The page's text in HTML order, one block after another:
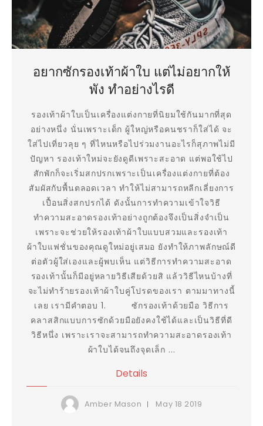
อยากซักรองเท้าผ้าใบ แต่ไม่อยากให้
พัง ทำอย่างไรดี
รองเท้าผ้าใบเป็นเครื่องแต่งกายที่นิยมใช้กันมากที่สุด
อย่างหนึ่ง นั่นเพราะเด็ก ผู้ใหญ่หรือคนชราก็ใส่ได้ จะ
ใส่ไปเที่ยวลุย ๆ ที่ไหนหรือไปร่วมงานอะไรก็สุภาพไม่มี
ปัญหา รองเท้าใหม่จะยังดูดีเพราะสะอาด แต่พอใช้ไป
สักพักก็จะเริ่มสกปรกเพราะเป็นเครื่องแต่งกายที่ต้อง
สัมผัสกับพื้นตลอดเวลา ทำให้ไม่สามารถหลีกเลี่ยงการ
เปื้อนสิ่งสกปรกได้ ดังนั้นการทำความเข้าใจวิธี
ทำความสะอาดรองเท้าอย่างถูกต้องจึงเป็นสิ่งจำเป็น
เพราะจะช่วยให้รองเท้าผ้าใบแบบสวมและรองเท้า
ผ้าใบแฟชั่นของคุณดูใหม่อยู่เสมอ ยังทำให้ภาพลักษณ์ดี
ต่อตัวผู้ใส่เองและผู้พบเห็น แต่วิธีการทำความสะอาด
รองเท้านั้นก็มีอยู่หลายวิธีเสียด้วยสิ แล้ววิธีไหนบ้างที่
จะไม่ทำร้ายรองเท้าผ้าใบคู่โปรดของเรา ตามมาทางนี้
เลย เรามีคำตอบ 1. ซักรองเท้าด้วยมือ วิธีการ
คลาสสิกแบบการซักด้วยมือยังคงใช้ได้และเป็นวิธีที่ดี
วิธีหนึ่ง เพราะเราจะสามารถทำความสะอาดรองเท้า
ผ้าใบได้จนถึงจุดเล็ก ...
Details
Amber Mason May 18 2019